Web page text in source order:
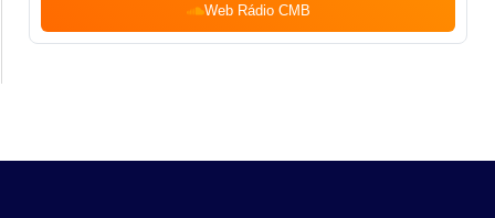
Web Rádio CMB